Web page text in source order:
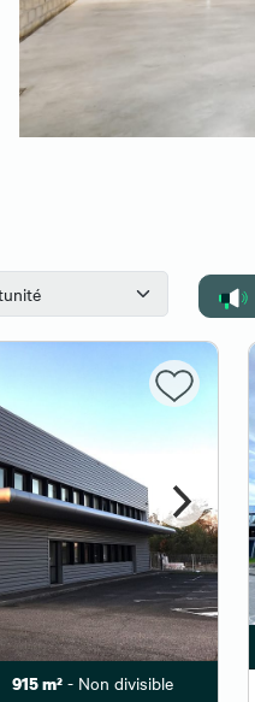
915 m²- Non divisible